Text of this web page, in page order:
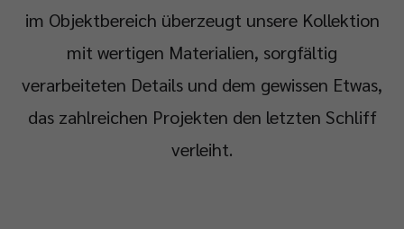
im Objektbereich überzeugt unsere Kollektion
mit wertigen Materialien, sorgfältig
verarbeiteten Details und dem gewissen Etwas,
das zahlreichen Projekten den letzten Schliff
verleiht.